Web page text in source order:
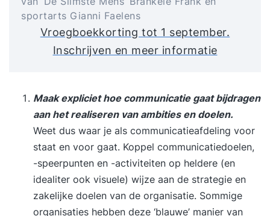
sportarts Gianni Faelens
Vroegboekkorting tot 1 september.
Inschrijven en meer informatie
Maak expliciet hoe communicatie gaat bijdragen
aan het realiseren van ambities en doelen.
Weet dus waar je als communicatieafdeling voor
staat en voor gaat. Koppel communicatiedoelen,
-speerpunten en -activiteiten op heldere (en
idealiter ook visuele) wijze aan de strategie en
zakelijke doelen van de organisatie. Sommige
organisaties hebben deze ‘blauwe’ manier van